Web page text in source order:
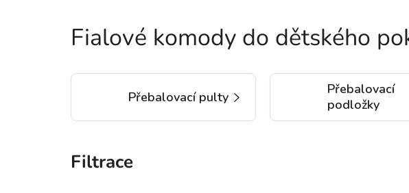
Fialové komody do dětského
Přebalovací pulty
Přebalovací
podložky
P
o